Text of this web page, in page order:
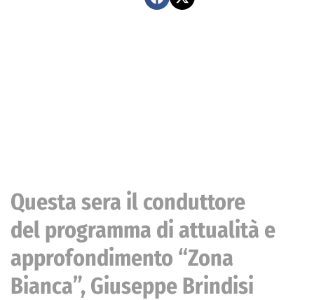
Questa sera il conduttore
del programma di attualità e
approfondimento “Zona
Bianca”, Giuseppe Brindisi